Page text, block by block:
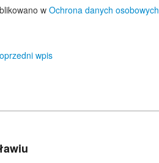
w Ochrona danych osobowych
wpisu
wpis